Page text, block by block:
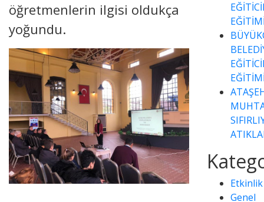
öğretmenlerin ilgisi oldukça
yoğundu.
Etkinlik
Genel